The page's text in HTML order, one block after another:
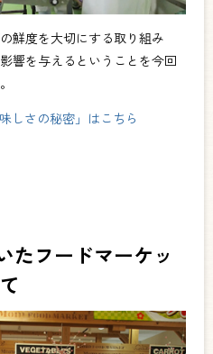
鮮度を大切にする取り組み
響を与えるということを今回
しさの秘密」はこちら
たフードマーケッ